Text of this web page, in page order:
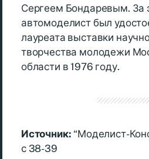
Сергеем Бондаревым. За
автомоделист был
лауреата выставки
творчества молодежи
области в 1976 году.
Источник: “Моделист-
с 38-39